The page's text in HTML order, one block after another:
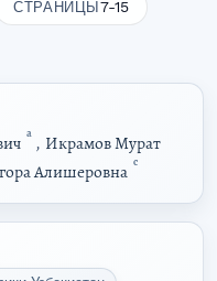
СТРАНИЦЫ7-15
a , Икрамов Мурат
Алишеровна c